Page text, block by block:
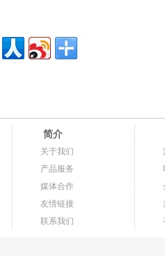
简介
关于我们
产品服务
媒体合作
友情链接
联系我们